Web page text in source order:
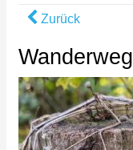
Zurück